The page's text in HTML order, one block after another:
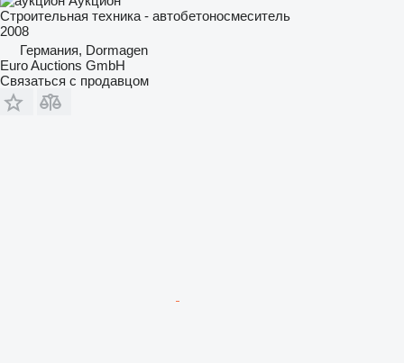
Строительная техника - автобетоносмеситель
2008
Германия, Dormagen
Euro Auctions GmbH
Связаться с продавцом